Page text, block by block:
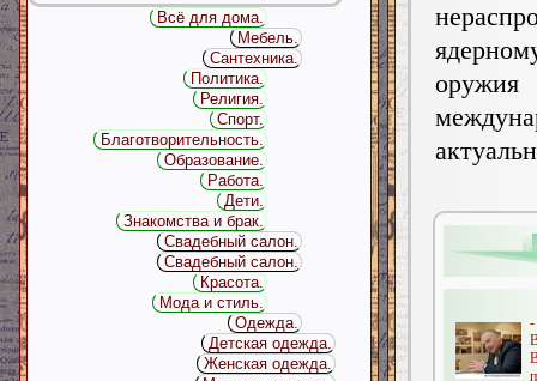
Всё для дома.
Мебель.
Сантехника.
Политика.
Религия.
Спорт.
Благотворительность.
Образование.
Работа.
Дети.
Знакомства и брак.
Свадебный салон.
Свадебный салон.
Красота.
Мода и стиль.
Одежда.
Детская одежда.
Женская одежда.